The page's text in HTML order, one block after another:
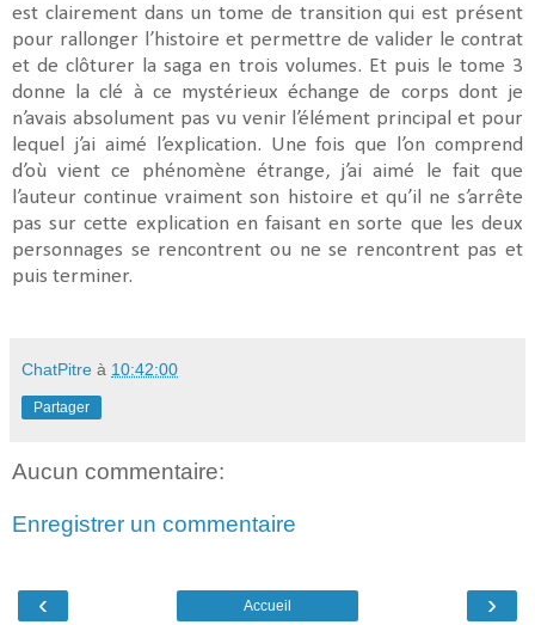
est clairement dans un tome de transition qui est présent
pour rallonger l’histoire et permettre de valider le contrat
et de clôturer la saga en trois volumes. Et puis le tome 3
donne la clé à ce mystérieux échange de corps dont je
n’avais absolument pas vu venir l’élément principal et pour
lequel j’ai aimé l’explication. Une fois que l’on comprend
d’où vient ce phénomène étrange, j’ai aimé le fait que
l’auteur continue vraiment son histoire et qu’il ne s’arrête
pas sur cette explication en faisant en sorte que les deux
personnages se rencontrent ou ne se rencontrent pas et
puis terminer.
ChatPitre à 10:42:00
Partager
Aucun commentaire:
Enregistrer un commentaire
‹ ›
Accueil